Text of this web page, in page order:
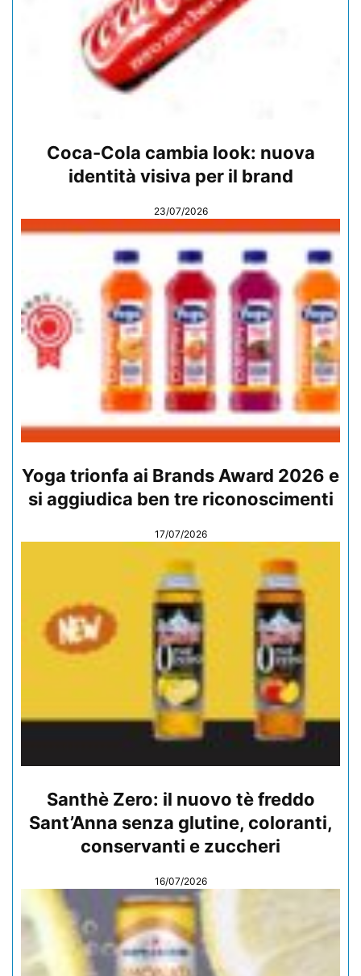
Coca-Cola cambia look: nuova
identità visiva per il brand
23/07/2026
Yoga trionfa ai Brands Award 2026 e
si aggiudica ben tre riconoscimenti
17/07/2026
Santhè Zero: il nuovo tè freddo
Sant’Anna senza glutine, coloranti,
conservanti e zuccheri
16/07/2026